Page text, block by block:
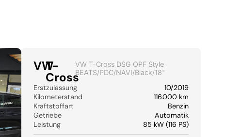
VW
T-
Cross
VW T-Cross DSG OPF Style
BEATS/PDC/NAVI/Black/18"
Erstzulassung
10/2019
Kilometerstand
116.000 km
Kraftstoffart
Benzin
Getriebe
Automatik
Leistung
85 kW (116 PS)